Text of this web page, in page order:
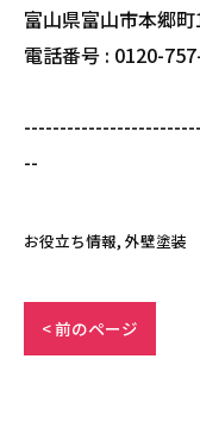
富山県富山市本郷
電話番号 : 0120-
--
お役立ち情報 外壁塗装
< 前のページ